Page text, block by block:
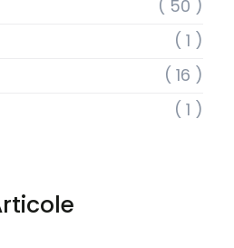
( 50 )
( 1 )
( 16 )
( 1 )